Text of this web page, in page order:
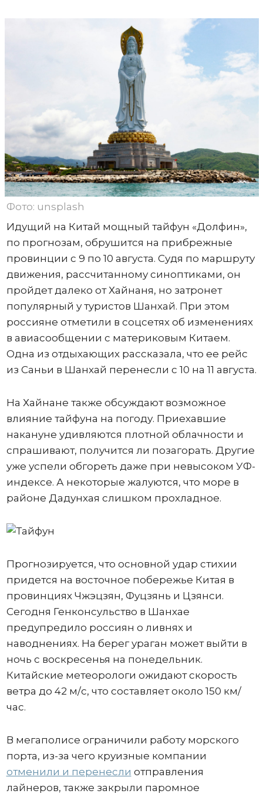
Фото: unsplash
Идущий на Китай мощный тайфун «Долфин»,
по прогнозам, обрушится на прибрежные
провинции с 9 по 10 августа. Судя по маршруту
движения, рассчитанному синоптиками, он
пройдет далеко от Хайнаня, но затронет
популярный у туристов Шанхай. При этом
россияне отметили в соцсетях об изменениях
в авиасообщении с материковым Китаем.
Одна из отдыхающих рассказала, что ее рейс
из Саньи в Шанхай перенесли с 10 на 11 августа.
На Хайнане также обсуждают возможное
влияние тайфуна на погоду. Приехавшие
накануне удивляются плотной облачности и
спрашивают, получится ли позагорать. Другие
уже успели обгореть даже при невысоком УФ-
индексе. А некоторые жалуются, что море в
районе Дадунхая слишком прохладное.
Прогнозируется, что основной удар стихии
придется на восточное побережье Китая в
провинциях Чжэцзян, Фуцзянь и Цзянси.
Сегодня Генконсульство в Шанхае
предупредило россиян о ливнях и
наводнениях. На берег ураган может выйти в
ночь с воскресенья на понедельник.
Китайские метеорологи ожидают скорость
ветра до 42 м/с, что составляет около 150 км/
час.
В мегаполисе ограничили работу морского
порта, из-за чего круизные компании
отменили и перенесли отправления
лайнеров, также закрыли паромное